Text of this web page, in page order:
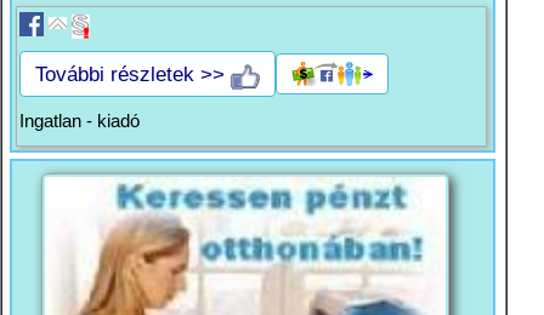
További részletek >>
Ingatlan - kiadó